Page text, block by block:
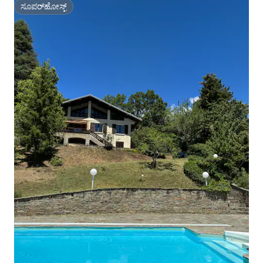
ಸೂಪರ್‌ಹೋಸ್ಟ್
ಸೂಪರ್‌ಹೋಸ್ಟ್